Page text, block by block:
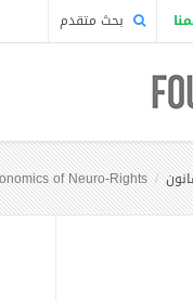
بحث متقدم
of Neuro-Rights